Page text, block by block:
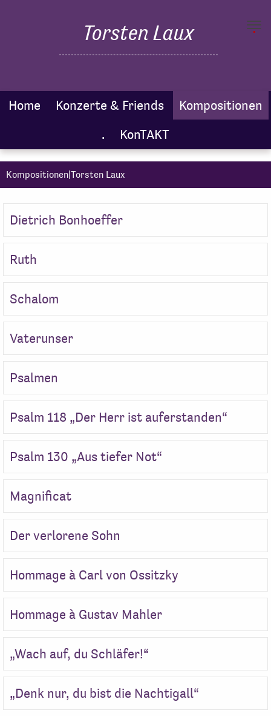
.
Torsten Laux
Home Konzerte & Friends
Kompositionen
.
KonTAKT
Kompositionen|Torsten Laux
Dietrich Bonhoeffer
Ruth
Schalom
Vaterunser
Psalmen
Psalm 118 „Der Herr ist auferstanden“
Psalm 130 „Aus tiefer Not“
Magnificat
Der verlorene Sohn
Hommage à Carl von Ossitzky
Hommage à Gustav Mahler
„Wach auf, du Schläfer!“
„Denk nur, du bist die Nachtigall“